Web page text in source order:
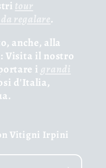
tour
regalare.
anche, alla
Visita il nostro
i grandi
d'Italia,
Vitigni Irpini